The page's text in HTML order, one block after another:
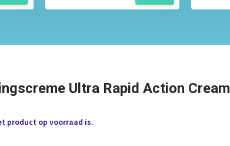
Ultra Rapid Action Cream
product op voorraad is.